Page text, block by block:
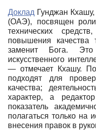
Доклад Гунджан
(ОАЭ), посвящен
технических
повышения качества
заменит Бога.
искусственного
― отмечает Кхашу.
подходят для
качества;
характер, а
показатель
полагаться только на
внесения правок в